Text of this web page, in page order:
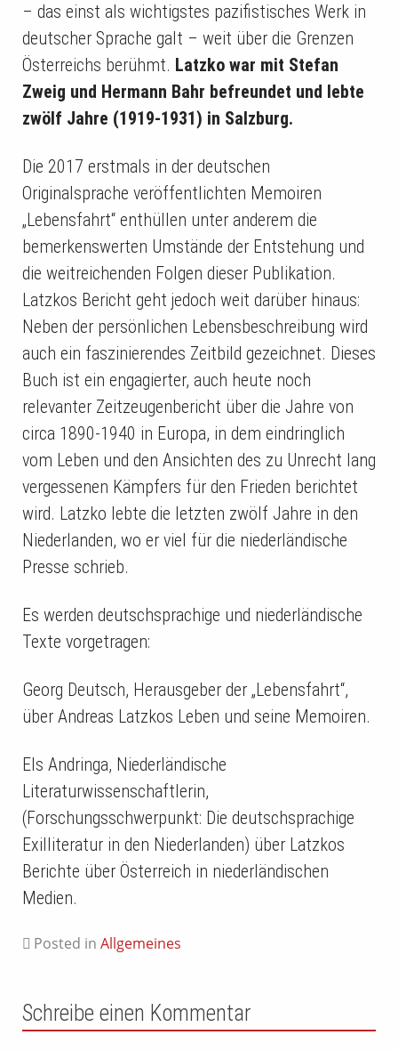
– das einst als wichtigstes pazifistisches Werk in
deutscher Sprache galt – weit über die Grenzen
Österreichs berühmt. Latzko war mit Stefan
Zweig und Hermann Bahr befreundet und lebte
zwölf Jahre (1919-1931) in Salzburg.
Die 2017 erstmals in der deutschen
Originalsprache veröffentlichten Memoiren
„Lebensfahrt“ enthüllen unter anderem die
bemerkenswerten Umstände der Entstehung und
die weitreichenden Folgen dieser Publikation.
Latzkos Bericht geht jedoch weit darüber hinaus:
Neben der persönlichen Lebensbeschreibung wird
auch ein faszinierendes Zeitbild gezeichnet. Dieses
Buch ist ein engagierter, auch heute noch
relevanter Zeitzeugenbericht über die Jahre von
circa 1890-1940 in Europa, in dem eindringlich
vom Leben und den Ansichten des zu Unrecht lang
vergessenen Kämpfers für den Frieden berichtet
wird. Latzko lebte die letzten zwölf Jahre in den
Niederlanden, wo er viel für die niederländische
Presse schrieb.
Es werden deutschsprachige und niederländische
Texte vorgetragen:
Georg Deutsch, Herausgeber der „Lebensfahrt“,
über Andreas Latzkos Leben und seine Memoiren.
Els Andringa, Niederländische
Literaturwissenschaftlerin,
(Forschungsschwerpunkt: Die deutschsprachige
Exilliteratur in den Niederlanden) über Latzkos
Berichte über Österreich in niederländischen
Medien.
Posted in Allgemeines
Schreibe einen Kommentar